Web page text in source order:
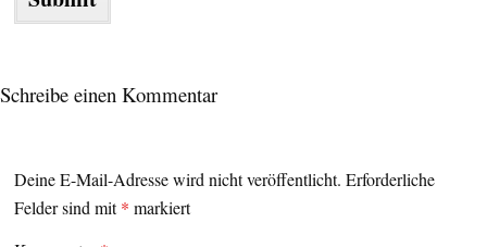
Schreibe einen Kommentar
Deine E-Mail-Adresse wird nicht veröffentlicht. Erforderliche
Felder sind mit* markiert